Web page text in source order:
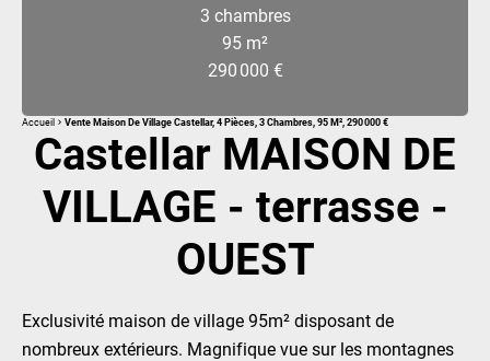
3 chambres
95 m²
290 000 €
Accueil Vente Maison De Village Castellar, 4 Pièces, 3 Chambres, 95 M², 290 000 €
Castellar MAISON DE
VILLAGE - terrasse -
OUEST
Exclusivité maison de village 95m² disposant de
nombreux extérieurs. Magnifique vue sur les montagnes